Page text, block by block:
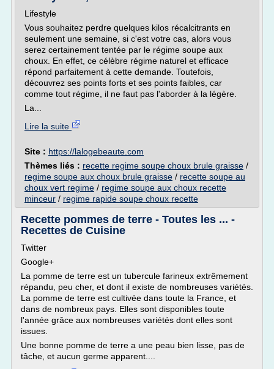
Lifestyle
Vous souhaitez perdre quelques kilos récalcitrants en
seulement une semaine, si c'est votre cas, alors vous
serez certainement tentée par le régime soupe aux
choux. En effet, ce célèbre régime naturel et efficace
répond parfaitement à cette demande. Toutefois,
découvrez ses points forts et ses points faibles, car
comme tout régime, il ne faut pas l'aborder à la légère.
La...
Lire la suite
Site : https://lalogebeaute.com
Thèmes liés : recette regime soupe choux brule graisse /
regime soupe aux choux brule graisse / recette soupe au
choux vert regime / regime soupe aux choux recette
minceur / regime rapide soupe choux recette
Recette pommes de terre - Toutes les ... -
Recettes de Cuisine
Twitter
Google+
La pomme de terre est un tubercule farineux extrêmement
répandu, peu cher, et dont il existe de nombreuses variétés.
La pomme de terre est cultivée dans toute la France, et
dans de nombreux pays. Elles sont disponibles toute
l'année grâce aux nombreuses variétés dont elles sont
issues.
Une bonne pomme de terre a une peau bien lisse, pas de
tâche, et aucun germe apparent....